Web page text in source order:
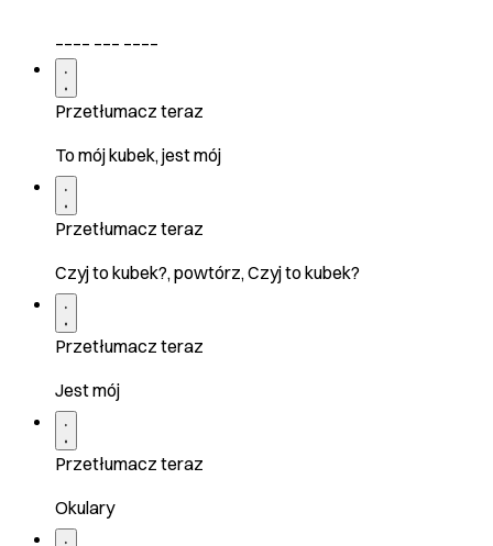
Przetłumacz teraz
To mój kubek, jest mój
Przetłumacz teraz
Czyj to kubek?, powtórz, Czyj to kubek?
Przetłumacz teraz
Jest mój
Przetłumacz teraz
Okulary